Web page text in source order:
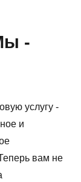
-
услугу -
и
вам не